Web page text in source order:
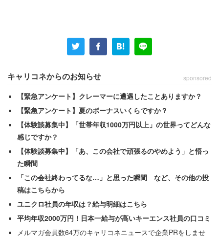
は面倒だし、後片付けも面倒、野菜買うのも切るのも面
ということで、もう「グリーンスムージー200グラム」
（税込178円）
を買っちゃいます。この1本にケール、さ
つまいも、にんじん、小松菜、セロリ、クレソンなど11種
類の野菜118グラム分が入っているのだとか。サクッと野
菜摂取できるコンビニエントな世の中に感謝です。
ルトR－1」（税込136円）と「有機野菜バナナ」（税込
124円）
をチョイス。体によさそうなもの、バッチバチに
キメていきますよ！
キャリコネからのお知らせ sponsored
【緊急アンケート】クレーマーに遭遇したことありますか？
【緊急アンケート】夏のボーナスいくらですか？
【体験談募集中】「世帯年収1000万円以上」の世界ってどんな
感じですか？
【体験談募集中】「あ、この会社で頑張るのやめよう」と悟っ
た瞬間
「この会社終わってるな…」と思った瞬間 など、その他の投
稿はこちらから
ユニクロ社員の年収は？給与明細はこちら
平均年収2000万円！日本一給与が高いキーエンス社員の口コミ
メルマガ会員数64万のキャリコネニュースで企業PRをしませ